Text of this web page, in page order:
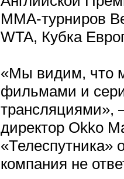
MMA-турниров
WTA, Кубка
«Мы видим, что
фильмами и
трансляциями»,
директор Okko
«Телеспутника»
компания не